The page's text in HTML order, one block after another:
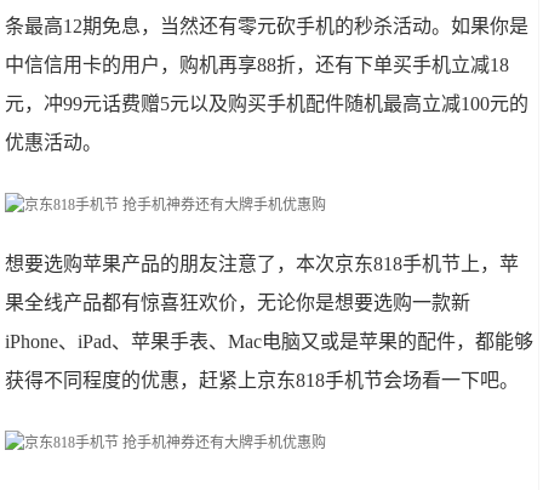
条最高12期免息，当然还有零元砍手机的秒杀活动。如果你是
中信信用卡的用户，购机再享88折，还有下单买手机立减18
元，冲99元话费赠5元以及购买手机配件随机最高立减100元的
优惠活动。
想要选购苹果产品的朋友注意了，本次京东818手机节上，苹
果全线产品都有惊喜狂欢价，无论你是想要选购一款新
iPhone、iPad、苹果手表、Mac电脑又或是苹果的配件，都能够
获得不同程度的优惠，赶紧上京东818手机节会场看一下吧。